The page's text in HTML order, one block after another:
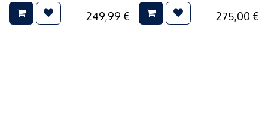
249,99 €
275,00 €